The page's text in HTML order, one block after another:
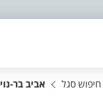
סגל אביב בר-נוי